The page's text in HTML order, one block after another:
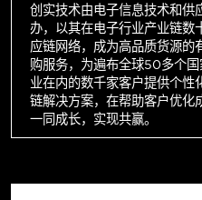
创实技术由电子信息技术和供
办，以其在电子行业产业链数
应链网络，成为高品质货源的
购服务，为遍布全球50多个
业在内的数千家客户提供个性
链解决方案，在帮助客户优化
一同成长，实现共赢。